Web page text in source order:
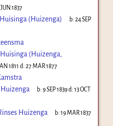
JUN 1837
(Huizenga) b:24 SEP
(Huizenga,
1811 d:27 MAR 1877
Huizenga b:9 SEP 1839d:13 OCT
Huizenga b:19 MAR 1837